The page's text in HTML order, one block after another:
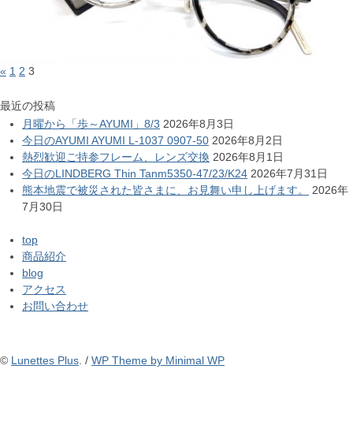
« 1 2 3
最近の投稿
月曜から「歩～AYUMI」8/3 2026年8月3日
今日のAYUMI AYUMI L-1037 0907-50 2026年8月2日
熱烈歓迎ご持参フレーム、レンズ交換 2026年8月1日
今日のLINDBERG Thin Tanm5350-47/23/K24 2026年7月31日
熊本地震で被災された皆さまに、お見舞い申し上げます。
2026年
7月30日
top
商品紹介
blog
アクセス
お問い合わせ
© Lunettes Plus . / WP Theme by Minimal WP